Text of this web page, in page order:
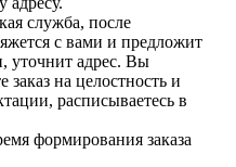
служба, после
с вами и предложит
уточнит адрес. Вы
заказ на целостность и
расписываетесь в
формирования заказа